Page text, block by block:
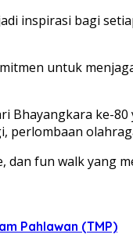
inspirasi bagi
untuk
ke-
fun walk yang
Pahlawan (TMP)